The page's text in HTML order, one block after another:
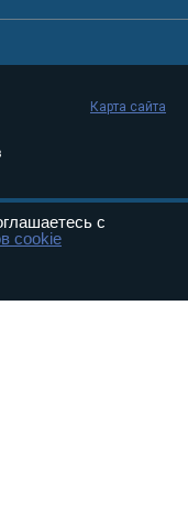
Карта сайта
с
cookie